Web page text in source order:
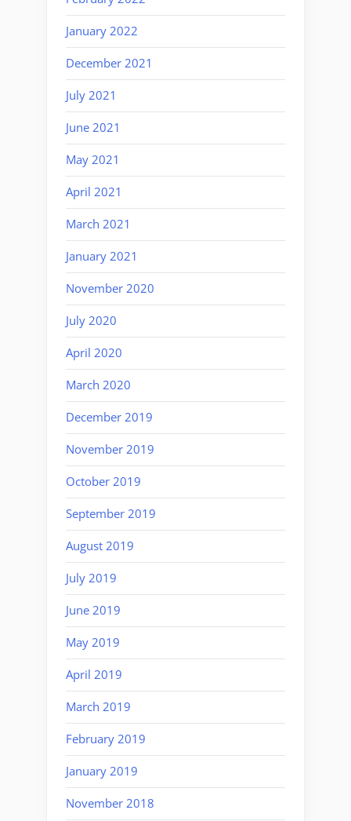
January 2022
December 2021
July 2021
June 2021
May 2021
April 2021
March 2021
January 2021
November 2020
July 2020
April 2020
March 2020
December 2019
November 2019
October 2019
September 2019
August 2019
July 2019
June 2019
May 2019
April 2019
March 2019
February 2019
January 2019
November 2018